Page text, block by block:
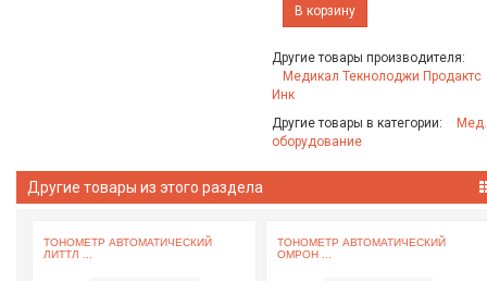
В корзину
Другие товары производителя:
Медикал Текнолоджи Продактс
Инк
Другие товары в категории:
Мед.
оборудование
Другие товары из этого раздела
ТОНОМЕТР АВТОМАТИЧЕСКИЙ
ЛИТТЛ ...
ТОНОМЕТР АВТОМАТИЧЕСКИЙ
ОМРОН ...